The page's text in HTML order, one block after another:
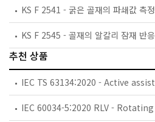
KS F 2541 - 굵은 골재의 파쇄값 측
추천 상품